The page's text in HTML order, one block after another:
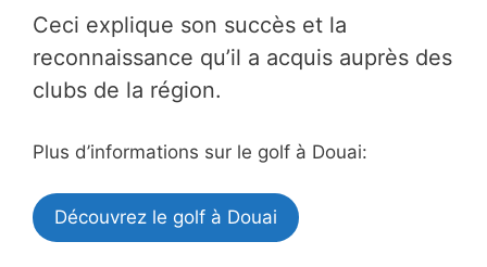
Ceci explique son succès et la
reconnaissance qu’il a acquis auprès des
clubs de la région.
Plus d’informations sur le golf à Douai:
Découvrez le golf à Douai